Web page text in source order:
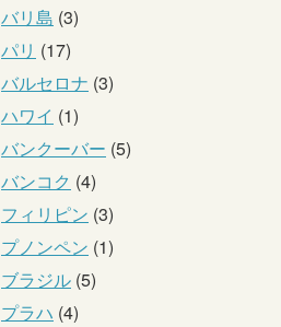
バリ島 (3)
パリ (17)
バルセロナ (3)
ハワイ (1)
バンクーバー (5)
バンコク (4)
フィリピン (3)
プノンペン (1)
ブラジル (5)
プラハ (4)